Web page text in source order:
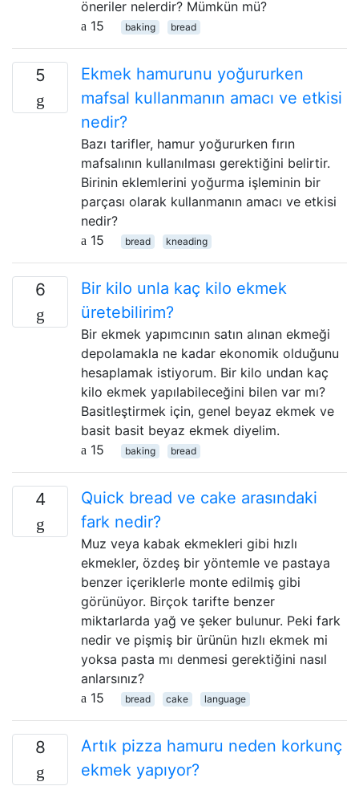
öneriler nelerdir? Mümkün mü?
15
baking bread
5
Ekmek hamurunu yoğururken
mafsal kullanmanın amacı ve etkisi
nedir?
Bazı tarifler, hamur yoğururken fırın
mafsalının kullanılması gerektiğini belirtir.
Birinin eklemlerini yoğurma işleminin bir
parçası olarak kullanmanın amacı ve etkisi
nedir?
15
bread kneading
6
Bir kilo unla kaç kilo ekmek
üretebilirim?
Bir ekmek yapımcının satın alınan ekmeği
depolamakla ne kadar ekonomik olduğunu
hesaplamak istiyorum. Bir kilo undan kaç
kilo ekmek yapılabileceğini bilen var mı?
Basitleştirmek için, genel beyaz ekmek ve
basit basit beyaz ekmek diyelim.
15
baking bread
4
Quick bread ve cake arasındaki
fark nedir?
Muz veya kabak ekmekleri gibi hızlı
ekmekler, özdeş bir yöntemle ve pastaya
benzer içeriklerle monte edilmiş gibi
görünüyor. Birçok tarifte benzer
miktarlarda yağ ve şeker bulunur. Peki fark
nedir ve pişmiş bir ürünün hızlı ekmek mi
yoksa pasta mı denmesi gerektiğini nasıl
anlarsınız?
15
bread cake language
8
Artık pizza hamuru neden korkunç
ekmek yapıyor?